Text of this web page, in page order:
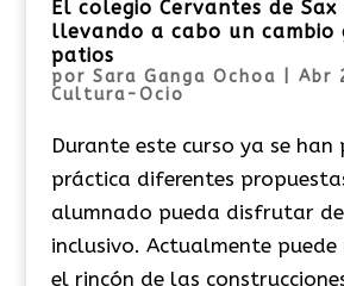
El colegio Cervantes de Sax
llevando a cabo un cambio
patios
por Sara Ganga Ochoa Abr
Cultura-Ocio
Durante este curso ya se han
práctica diferentes
alumnado pueda disfrutar
inclusivo. Actualmente puede
el rincón de las